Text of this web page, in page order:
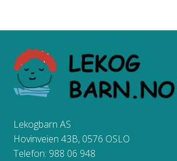
Lekogbarn AS
Hovinveien 43B, 0576 OSLO
Telefon: 988 06 948